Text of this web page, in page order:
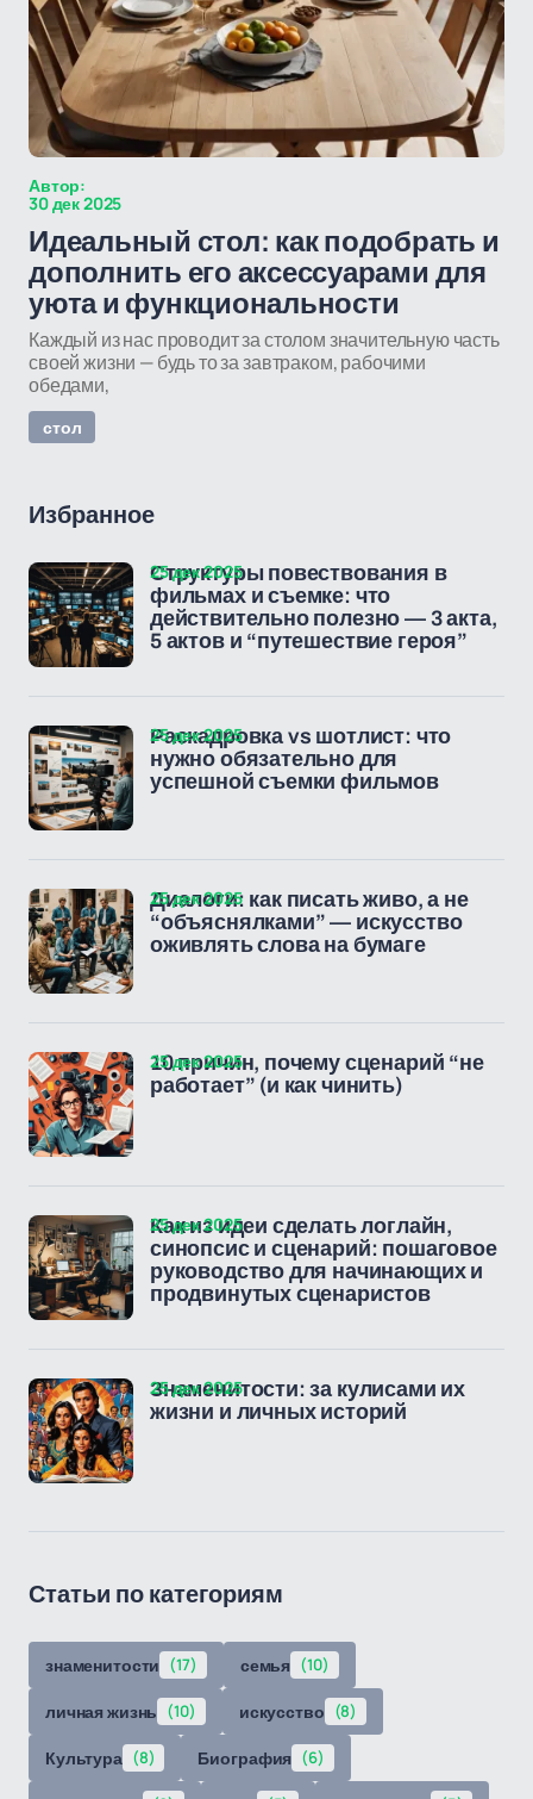
Автор:
30 дек 2025
Идеальный стол: как подобрать и
дополнить его аксессуарами для
уюта и функциональности
Каждый из нас проводит за столом значительную часть
своей жизни — будь то за завтраком, рабочими
обедами,
стол
Избранное
Структуры повествования в
фильмах и съемке: что
действительно полезно — 3 акта,
5 актов и “путешествие героя”
25 дек 2025
Раскадровка vs шотлист: что
нужно обязательно для
успешной съемки фильмов
25 дек 2025
Диалоги: как писать живо, а не
“объяснялками” — искусство
оживлять слова на бумаге
25 дек 2025
10 причин, почему сценарий “не
работает” (и как чинить)
25 дек 2025
Как из идеи сделать логлайн,
синопсис и сценарий: пошаговое
руководство для начинающих и
продвинутых сценаристов
25 дек 2025
Знаменитости: за кулисами их
жизни и личных историй
25 дек 2025
Статьи по категориям
знаменитости (17) семья (10)
личная жизнь (10) искусство (8)
Культура (8) Биография (6)